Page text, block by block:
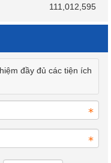
111,012,595
đầy đủ các tiện ích